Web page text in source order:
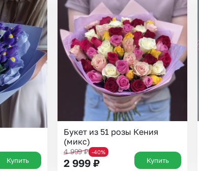
Купить
Букет из 51 розы Кения
(микс)
4 999₽ -40%
2 999 ₽ Купить